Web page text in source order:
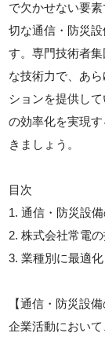
で欠かせない要
切な通信・防災
す。専門技術者
な技術力で、あ
ションを提供し
の効率化を実現
きましょう。
目次
1. 通信・防災設
2. 株式会社常電
3. 業種別に最適
【通信・防災設
企業活動におい